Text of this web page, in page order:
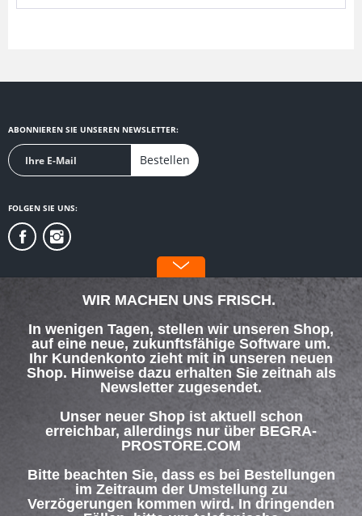
ABONNIEREN SIE UNSEREN NEWSLETTER:
Bestellen
FOLGEN SIE UNS:
WIR MACHEN UNS FRISCH.
In wenigen Tagen, stellen wir unseren Shop,
auf eine neue, zukunftsfähige Software um.
Ihr Kundenkonto zieht mit in unseren neuen
Shop. Hinweise dazu erhalten Sie zeitnah als
Newsletter zugesendet.
Unser neuer Shop ist aktuell schon
erreichbar, allerdings nur über BEGRA-
PROSTORE.COM
Bitte beachten Sie, dass es bei Bestellungen
im Zeitraum der Umstellung zu
Verzögerungen kommen wird. In dringenden
Fällen, bitte um telefonische
Kontaktaufnahme unter 069-42694267.
SERVICE HOTLINE
SHOP SERVICE
INFORMATIONEN
ZAHLUNG & VERSAND
Versand und Zahlungsbedingungen Widerrufsrecht Datenschutz
AGB Impressum